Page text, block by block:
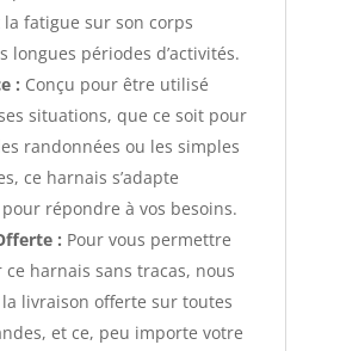
la fatigue sur son corps
longues périodes d’activités.
: Conçu pour être utilisé
situations, que ce soit pour
randonnées ou les simples
ce harnais s’adapte
répondre à vos besoins.
: Pour vous permettre
ce harnais sans tracas, nous
livraison offerte sur toutes
et ce, peu importe votre